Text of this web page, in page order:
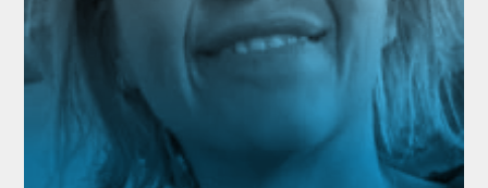
AGENCE ADÉQUAT